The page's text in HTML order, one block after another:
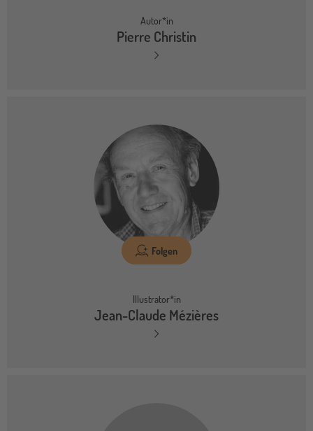
Autor*in
Pierre Christin
Folgen
Illustrator*in
Jean-Claude Mézières